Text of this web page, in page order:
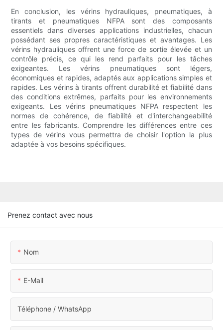
En conclusion, les vérins hydrauliques, pneumatiques, à
tirants et pneumatiques NFPA sont des composants
essentiels dans diverses applications industrielles, chacun
possédant ses propres caractéristiques et avantages. Les
vérins hydrauliques offrent une force de sortie élevée et un
contrôle précis, ce qui les rend parfaits pour les tâches
exigeantes. Les vérins pneumatiques sont légers,
économiques et rapides, adaptés aux applications simples et
rapides. Les vérins à tirants offrent durabilité et fiabilité dans
des conditions extrêmes, parfaits pour les environnements
exigeants. Les vérins pneumatiques NFPA respectent les
normes de cohérence, de fiabilité et d'interchangeabilité
entre les fabricants. Comprendre les différences entre ces
types de vérins vous permettra de choisir l'option la plus
adaptée à vos besoins spécifiques.
Prenez contact avec nous
Nom
E-Mail
Téléphone / WhatsApp